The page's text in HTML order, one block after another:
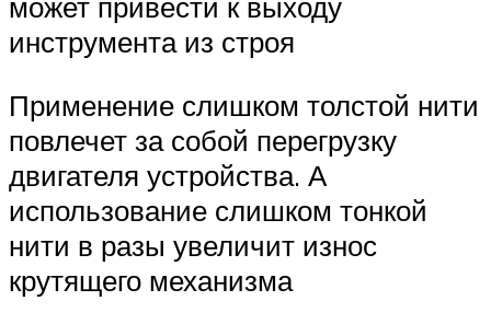
инструмента из строя
Применение слишком толстой нити
повлечет за собой перегрузку
двигателя устройства. А
использование слишком тонкой
нити в разы увеличит износ
крутящего механизма